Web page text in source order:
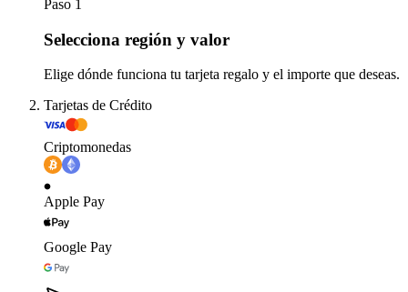
Paso 1
Selecciona región y valor
Elige dónde funciona tu tarjeta regalo y el importe que deseas.
Tarjetas de Crédito
Criptomonedas
Apple Pay
Google Pay